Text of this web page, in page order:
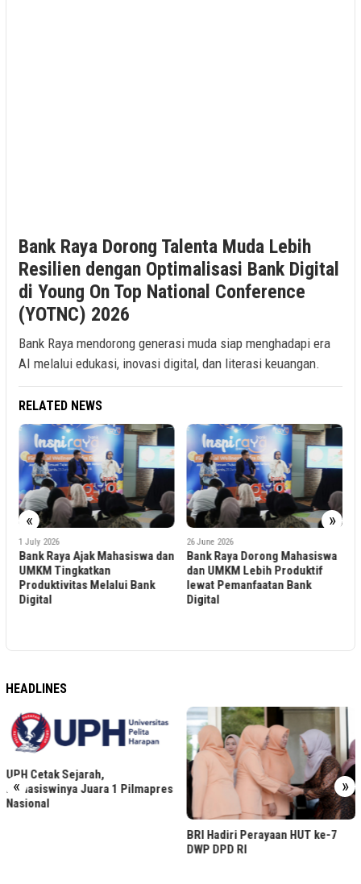
Bank Raya Dorong Talenta Muda Lebih
Resilien dengan Optimalisasi Bank Digital
di Young On Top National Conference
(YOTNC) 2026
Bank Raya mendorong generasi muda siap menghadapi era
AI melalui edukasi, inovasi digital, dan literasi keuangan.
RELATED NEWS
« »
1 July 2026
Bank Raya Ajak Mahasiswa dan
UMKM Tingkatkan
Produktivitas Melalui Bank
Digital
26 June 2026
Bank Raya Dorong Mahasiswa
dan UMKM Lebih Produktif
lewat Pemanfaatan Bank
Digital
HEADLINES
« »
UPH Cetak Sejarah,
Mahasiswinya Juara 1 Pilmapres
Nasional
BRI Hadiri Perayaan HUT ke-7
DWP DPD RI